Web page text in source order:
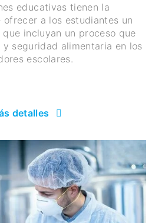
educativas tienen la
ofrecer a los estudiantes un
incluyan un proceso que
seguridad alimentaria en los
escolares.
detalles